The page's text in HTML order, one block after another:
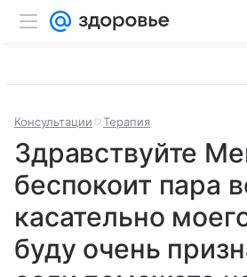
Консультации Терапия
Здравствуйте
беспокоит пара
касательно
буду очень